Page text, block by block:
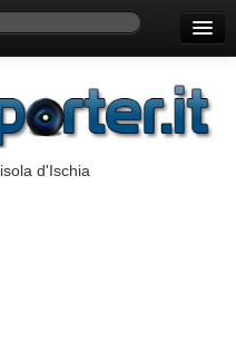
d'Ischia